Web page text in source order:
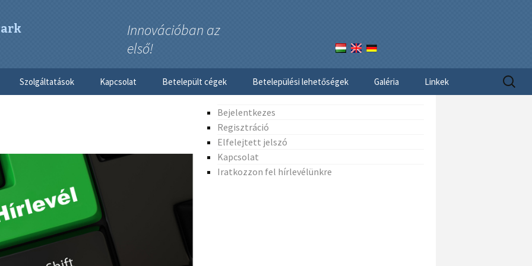
Innovációban az
első!
Szolgáltatások
Őrzés, védelem
Postai szolgáltatás
Takarítás
Kertészet
Kapcsolat
Regisztráció
Betelepült cégek Betelepülési lehetőségek Galéria Linkek
Bejelentkezes
Regisztráció
Elfelejtett jelszó
Kapcsolat
Iratkozzon fel hírlevélünkre